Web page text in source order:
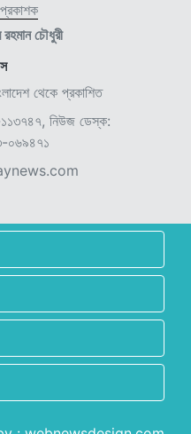
চৌধুরী
থেকে প্রকাশিত
নিউজ ডেস্ক:
০৬৯৪৭১